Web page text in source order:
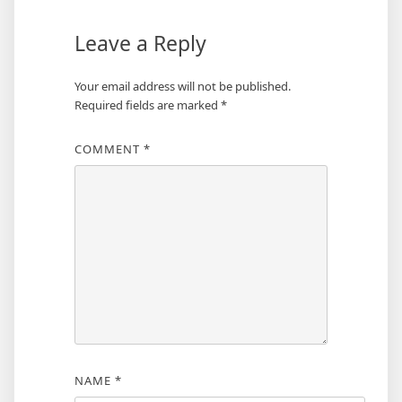
Leave a Reply
Your email address will not be published.
Required fields are marked *
COMMENT *
NAME *